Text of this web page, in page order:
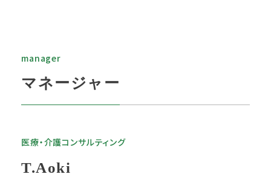
manager
マネージャー
医療・介護コンサルティング
T.Aoki